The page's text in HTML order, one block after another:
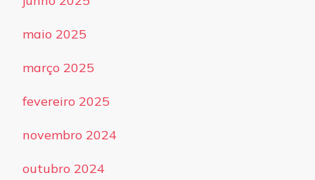
maio 2025
março 2025
fevereiro 2025
novembro 2024
outubro 2024